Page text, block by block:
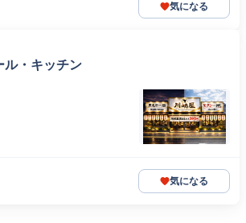
気になる
ル・キッチン
気になる